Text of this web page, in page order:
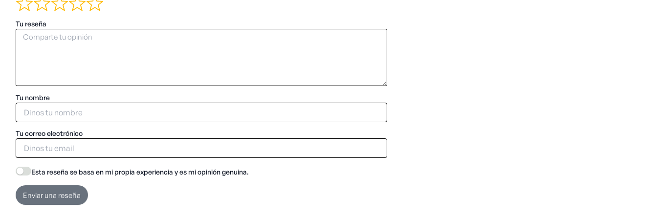
Tu reseña
Tu nombre
Tu correo electrónico
Esta reseña se basa en mi propia experiencia y es mi opinión genuina.
Enviar una reseña